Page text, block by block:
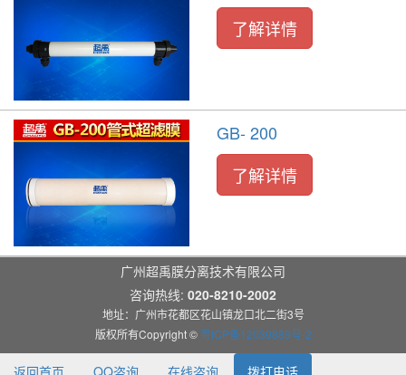
了解详情
GB- 200
了解详情
返回首页 QQ咨询 在线咨询 拨打电话
广州超禹膜分离技术有限公司
咨询热线: 020-8210-2002
地址：广州市花都区花山镇龙口北二街3号
版权所有Copyright © 粤ICP备12039889号-2